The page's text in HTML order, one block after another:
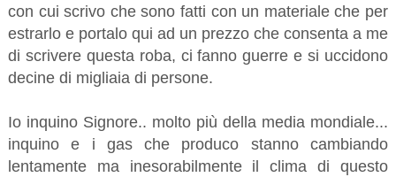
con cui scrivo che sono fatti con un materiale che per
estrarlo e portalo qui ad un prezzo che consenta a me
di scrivere questa roba, ci fanno guerre e si uccidono
decine di migliaia di persone.
Io inquino Signore.. molto più della media mondiale...
inquino e i gas che produco stanno cambiando
lentamente ma inesorabilmente il clima di questo